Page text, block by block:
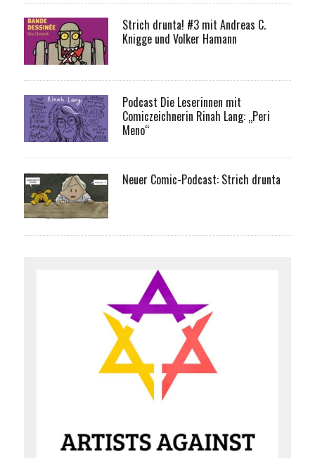
Strich drunta! #3 mit Andreas C.
Knigge und Volker Hamann
Podcast Die Leserinnen mit
Comiczeichnerin Rinah Lang: „Peri
Meno“
Neuer Comic-Podcast: Strich drunta